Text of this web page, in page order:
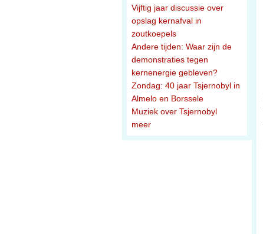
Vijftig jaar discussie over
opslag kernafval in
zoutkoepels
Andere tijden: Waar zijn de
demonstraties tegen
kernenergie gebleven?
Zondag: 40 jaar Tsjernobyl in
Almelo en Borssele
Muziek over Tsjernobyl
meer